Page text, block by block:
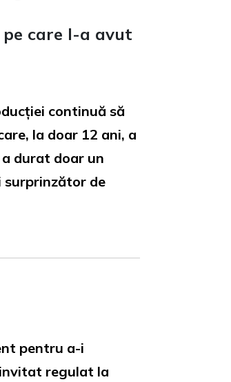
care l-a avut
continuă să
la doar 12 ani, a
durat doar un
surprinzător de
pentru a-i
invitat regulat la